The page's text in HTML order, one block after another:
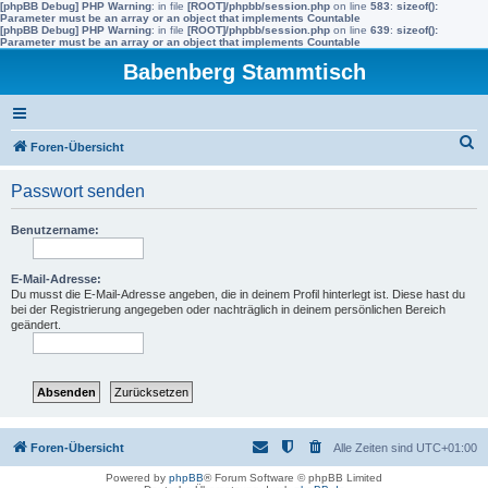
[phpBB Debug] PHP Warning: in file [ROOT]/phpbb/session.php on line 583: sizeof():
Parameter must be an array or an object that implements Countable
[phpBB Debug] PHP Warning: in file [ROOT]/phpbb/session.php on line 639: sizeof():
Parameter must be an array or an object that implements Countable
Babenberg Stammtisch
Foren-Übersicht
Passwort senden
Benutzername:
E-Mail-Adresse:
Du musst die E-Mail-Adresse angeben, die in deinem Profil hinterlegt ist. Diese hast du
bei der Registrierung angegeben oder nachträglich in deinem persönlichen Bereich
geändert.
Foren-Übersicht Alle Zeiten sind UTC+01:00
Powered by phpBB® Forum Software © phpBB Limited